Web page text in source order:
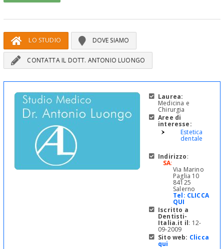
LO STUDIO DOVE SIAMO
CONTATTA IL DOTT. ANTONIO LUONGO
Laurea:
Medicina e
Chirurgia
Aree di
interesse:
Estetica
dentale
Indirizzo:
SA:
Via Marino
Paglia 10
84125
Salerno
Tel: CLICCA
QUI
Iscritto a
Dentisti-
Italia.it il: 12-
09-2009
Sito web: Clicca
qui